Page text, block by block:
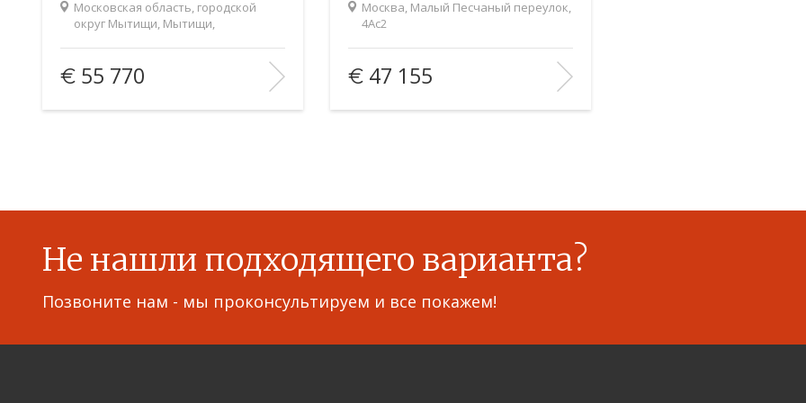
Московская область, городской
округ Мытищи, Мытищи,
Площадь(общ. /жил. /кухня),
м2:
71/60/11
55 770
Москва, Малый Песчаный переулок,
4Ас2
Площадь(общ. /жил. /кухня),
м2:
104/—/16
47 155
Не нашли подходящего варианта?
Позвоните нам - мы проконсультируем и все покажем!